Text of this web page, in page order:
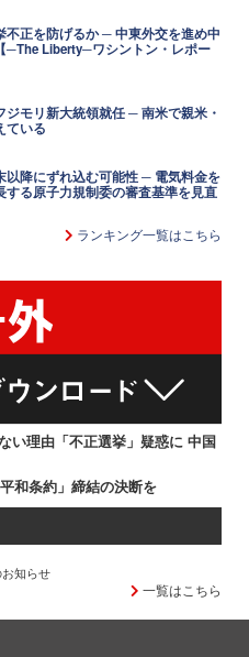
不正を防げるか ─ 中東外交を進め中
─The Liberty─ワシントン・レポー
モリ新大統領就任 ─ 南米で親米・
ている
以降にずれ込む可能性 ─ 電気料金を
する原子力規制委の審査基準を見直
ランキング一覧はこちら
い理由「不正選挙」疑惑に 中国
和条約」締結の決断を
知らせ
一覧はこちら